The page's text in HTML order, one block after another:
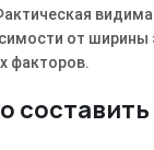
от ширины
факторов.